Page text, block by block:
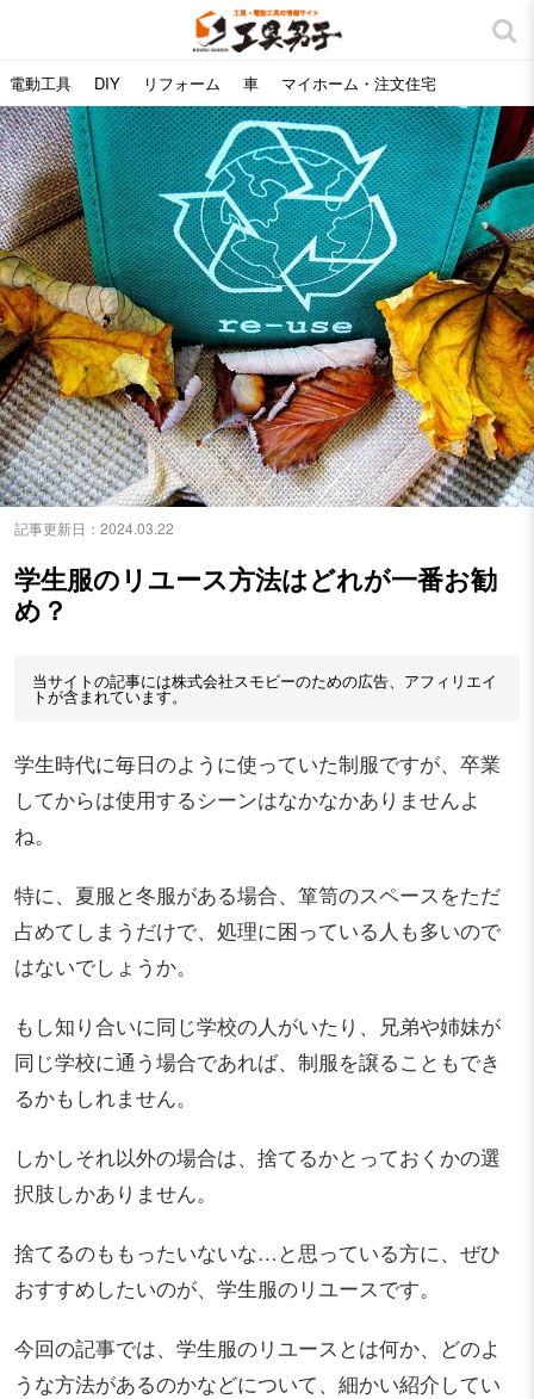
電動工具 DIY リフォーム 車 マイホーム・注文住宅
記事更新日： 2024.03.22
学生服のリユース方法はどれが一番お勧
め？
当サイトの記事には株式会社スモビーのための広告、アフィリエイ
トが含まれています。
学生時代に毎日のように使っていた制服ですが、卒業
してからは使用するシーンはなかなかありませんよ
ね。
特に、夏服と冬服がある場合、箪笥のスペースをただ
占めてしまうだけで、処理に困っている人も多いので
はないでしょうか。
もし知り合いに同じ学校の人がいたり、兄弟や姉妹が
同じ学校に通う場合であれば、制服を譲ることもでき
るかもしれません。
しかしそれ以外の場合は、捨てるかとっておくかの選
択肢しかありません。
捨てるのももったいないな…と思っている方に、ぜひ
おすすめしたいのが、学生服のリユースです。
今回の記事では、学生服のリユースとは何か、どのよ
うな方法があるのかなどについて、細かい紹介してい